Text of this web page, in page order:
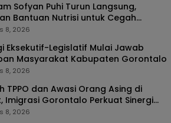
Sofyan Puhi Turun Langsung,
Bantuan Nutrisi untuk Cegah
di Tilango
8, 2026
Eksekutif-Legislatif Mulai Jawab
Masyarakat Kabupaten Gorontalo
8, 2026
TPPO dan Awasi Orang Asing di
Imigrasi Gorontalo Perkuat Sinergi
8, 2026